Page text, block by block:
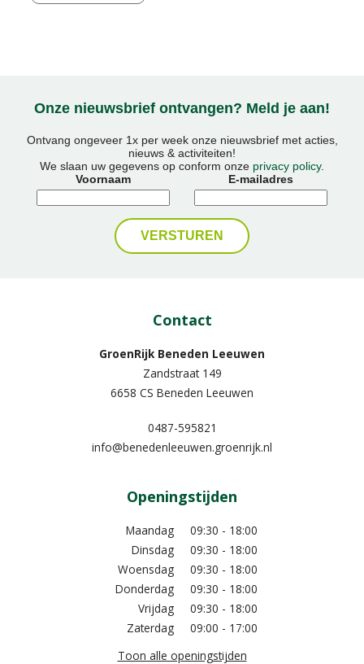
Onze nieuwsbrief ontvangen? Meld je aan!
Ontvang ongeveer 1x per week onze nieuwsbrief met acties,
nieuws & activiteiten!
We slaan uw gegevens op conform onze privacy policy.
Voornaam
E-mailadres
Contact
GroenRijk Beneden Leeuwen​
Zandstraat 149
6658 CS Beneden Leeuwen
0487-595821
info@benedenleeuwen.groenrijk.nl
Openingstijden
Maandag
09:30 - 18:00
Dinsdag
09:30 - 18:00
Woensdag
09:30 - 18:00
Donderdag
09:30 - 18:00
Vrijdag
09:30 - 18:00
Zaterdag
09:00 - 17:00
Toon alle openingstijden